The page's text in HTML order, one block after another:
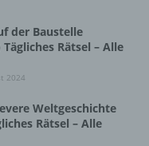
der Baustelle
Rätsel – Alle
2024
Weltgeschichte
Rätsel – Alle
im
Erfassen, die
die Speicherung,
Verwendung,